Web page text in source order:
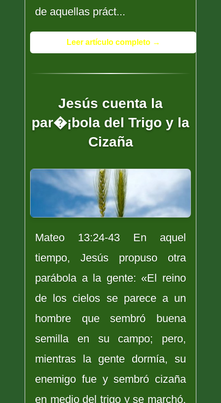
de aquellas práct...
Leer artículo completo →
Jesús cuenta la
par�¡bola del Trigo y la
Cizaña
Mateo 13:24-43 En aquel
tiempo, Jesús propuso otra
parábola a la gente: «El reino
de los cielos se parece a un
hombre que sembró buena
semilla en su campo; pero,
mientras la gente dormía, su
enemigo fue y sembró cizaña
en medio del trigo y se marchó.